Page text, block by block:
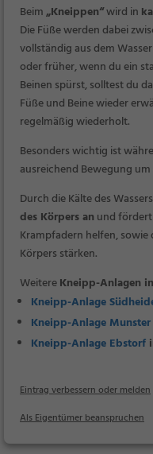
Beim„Kneippen“wird in
Die Füße werden dabei
vollständig aus dem
oder früher, wenn du ein
Beinen spürst, solltest du
Füße und Beine wieder
regelmäßig wiederholt.
Besonders wichtig ist
ausreichend Bewegung
Durch die Kälte des Wassers
des Körpers an und
Krampfadern helfen,
Körpers stärken.
WeitereKneipp-Anlagen
Kneipp-Anlage
Kneipp-Anlage Munster
Kneipp-Anlage Ebstorf
Eintrag verbessern oder melden
Als Eigentümer beanspruchen